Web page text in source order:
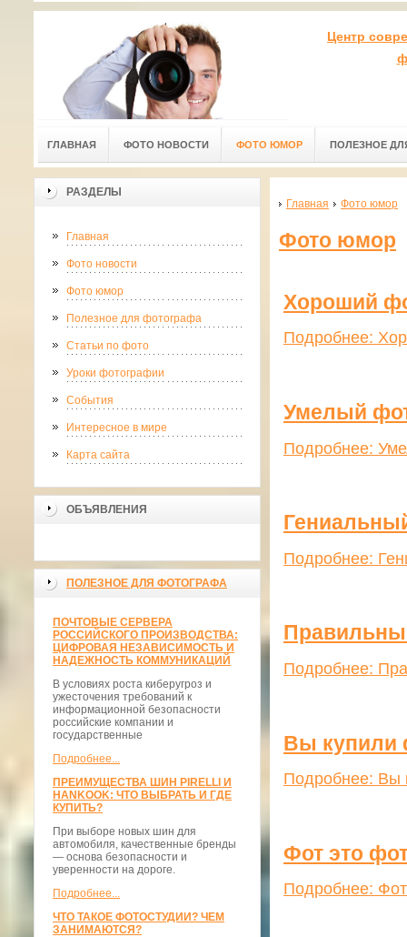
Центр
ГЛАВНАЯ ФОТО НОВОСТИ ФОТО ЮМОР ПОЛЕЗНОЕ
РАЗДЕЛЫ
Главная
Фото новости
Фото юмор
Полезное для фотографа
Статьи по фото
Уроки фотографии
События
Интересное в мире
Карта сайта
ОБЪЯВЛЕНИЯ
ПОЛЕЗНОЕ ДЛЯ ФОТОГРАФА
ПОЧТОВЫЕ СЕРВЕРА
РОССИЙСКОГО ПРОИЗВОДСТВА:
ЦИФРОВАЯ НЕЗАВИСИМОСТЬ И
НАДЕЖНОСТЬ КОММУНИКАЦИЙ
В условиях роста киберугроз и
ужесточения требований к
информационной безопасности
российские компании и
государственные
Подробнее...
ПРЕИМУЩЕСТВА ШИН PIRELLI И
HANKOOK: ЧТО ВЫБРАТЬ И ГДЕ
КУПИТЬ?
При выборе новых шин для
автомобиля, качественные бренды
— основа безопасности и
уверенности на дороге.
Подробнее...
ЧТО ТАКОЕ ФОТОСТУДИИ? ЧЕМ
ЗАНИМАЮТСЯ?
Главная Фото юмор
Фото юмор
Хороший
Подробнее:
Умелый
Подробнее:
Подробнее:
Подробнее:
Вы купили
Подробнее: Вы
Фот это
Подробнее: